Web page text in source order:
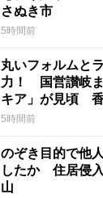
さぬき市
5時間前
丸いフォルムと
力！ 国営讃岐
キア」が見頃
5時間前
のぞき目的で他
したか 住居侵
山